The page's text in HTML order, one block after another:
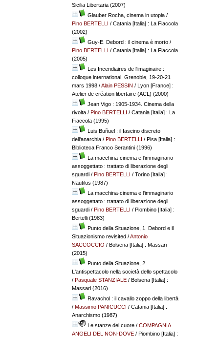
Sicilia Libertaria (2007)
Glauber Rocha, cinema in utopia/
Pino BERTELLI / Catania [Italia] : La Fiaccola
(2002)
Guy-E. Debord : il cinema è morto/
Pino BERTELLI / Catania [Italia] : La Fiaccola
(2005)
Les Incendiaires de l'imaginaire :
colloque international, Grenoble, 19-20-21
mars 1998/Alain PESSIN / Lyon [France] :
Atelier de création libertaire (ACL) (2000)
Jean Vigo : 1905-1934. Cinema della
rivolta/ Pino BERTELLI / Catania [Italia] : La
Fiaccola (1995)
Luis Buñuel : il fascino discreto
dell'anarchia/ Pino BERTELLI / Pisa [Italia] :
Biblioteca Franco Serantini (1996)
La macchina-cinema e l'immaginario
assoggettato : trattato di liberazione degli
sguardi/ Pino BERTELLI / Torino [Italia] :
Nautilus (1987)
La macchina-cinema e l'immaginario
assoggettato : trattato di liberazione degli
sguardi/ Pino BERTELLI / Piombino [Italia] :
Bertelli (1983)
Punto della Situazione, 1. Debord e il
Situazionismo revisited/Antonio
SACCOCCIO / Bolsena [Italia] : Massari
(2015)
Punto della Situazione, 2.
L'antispettacolo nella società dello spettacolo
/ Pasquale STANZIALE/ Bolsena [Italia] :
Massari (2016)
Ravachol : il cavallo zoppo della libertà
/ Massimo PANICUCCI / Catania [Italia] :
Anarchismo (1987)
Le stanze del cuore/ COMPAGNIA
ANGELI DEL NON-DOVE/ Piombino [Italia] :